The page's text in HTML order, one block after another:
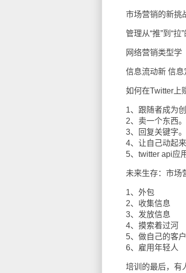
市场营销的新挑
管理从“推”到“拉”
网络营销类型学
信息流动新 信息
如何在Twitter上
1、跟随者成为创
2、卖一个东西。
3、回复关键字。
4、让自己动起来
5、twitter api应
未来生存：市场营
1、外包
2、收集信息
3、发放信息
4、摸索着过河
5、做自己的客户
6、雇用年轻人
培训的最后，有人